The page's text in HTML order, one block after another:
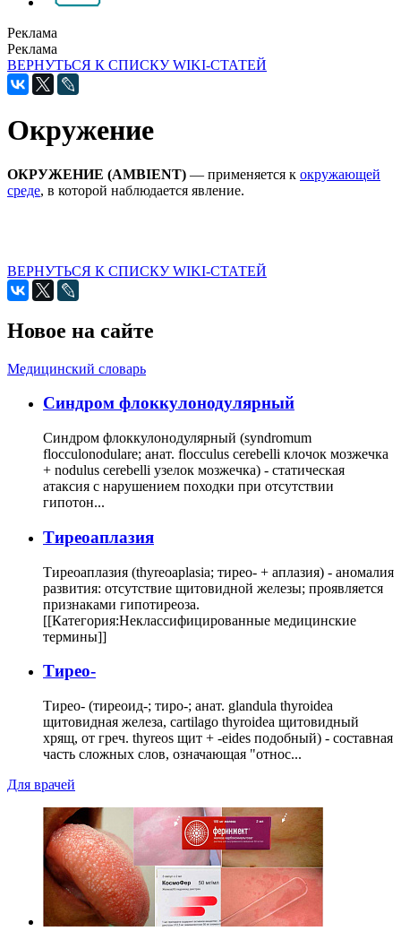
Реклама
Реклама
ВЕРНУТЬСЯ К СПИСКУ WIKI-СТАТЕЙ
Окружение
ОКРУЖЕНИЕ (AMBIENT) — применяется к окружающей
среде, в которой наблюдается явление.
ВЕРНУТЬСЯ К СПИСКУ WIKI-СТАТЕЙ
Новое на сайте
Медицинский словарь
Cиндром флоккулонодулярный
Синдром флоккулонодулярный (syndromum
flocculonodulare; анат. flocculus cerebelli клочок мозжечка
+ nodulus cerebelli узелок мозжечка) - статическая
атаксия с нарушением походки при отсутствии
гипотон...
Тиреоаплазия
Тиреоаплазия (thyreoaplasia; тирео- + аплазия) - аномалия
развития: отсутствие щитовидной железы; проявляется
признаками гипотиреоза.
[[Категория:Неклассифицированные медицинские
термины]]
Тирео-
Тирео- (тиреоид-; тиро-; анат. glandula thyroidea
щитовидная железа, cartilago thyroidea щитовидный
хрящ, от греч. thyreos щит + -eides подобный) - составная
часть сложных слов, означающая "относ...
Для врачей